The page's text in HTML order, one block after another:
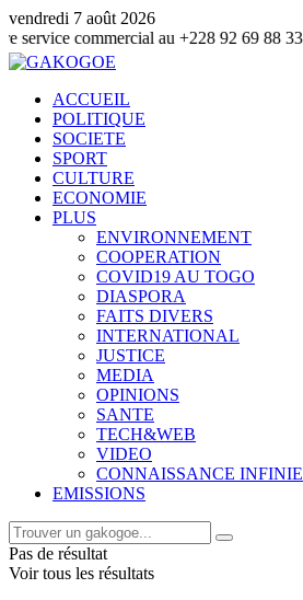
vendredi 7 août 2026
au +228 92 69 88 33
ACCUEIL
POLITIQUE
SOCIETE
SPORT
CULTURE
ECONOMIE
PLUS
ENVIRONNEMENT
COOPERATION
COVID19 AU TOGO
DIASPORA
FAITS DIVERS
INTERNATIONAL
JUSTICE
MEDIA
OPINIONS
SANTE
TECH&WEB
VIDEO
CONNAISSANCE INFINIE
EMISSIONS
Pas de résultat
Voir tous les résultats